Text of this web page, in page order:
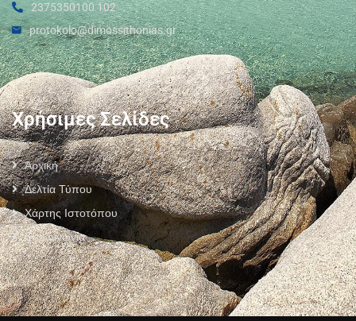
2375350100 102
protokolo@dimossithonias.gr
Χρήσιμες Σελίδες
Αρχική
Δελτία Τύπου
Χάρτης Ιστοτόπου
Επικοινωνία